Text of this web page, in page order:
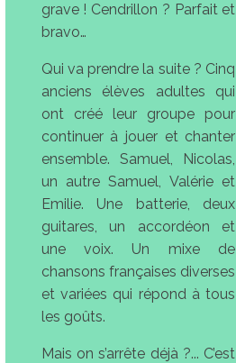
grave ! Cendrillon ? Parfait et
bravo…
Qui va prendre la suite ? Cinq
anciens élèves adultes qui
ont créé leur groupe pour
continuer à jouer et chanter
ensemble. Samuel, Nicolas,
un autre Samuel, Valérie et
Emilie. Une batterie, deux
guitares, un accordéon et
une voix. Un mixe de
chansons françaises diverses
et variées qui répond à tous
les goûts.
Mais on s’arrête déjà ?... C’est